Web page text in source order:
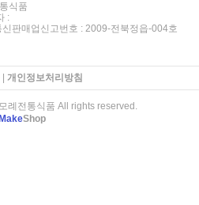
식품
:
판매업신고번호 : 2009-전북정읍-004호
| 개인정보처리방침
례전통식품 All rights reserved.
MakeShop